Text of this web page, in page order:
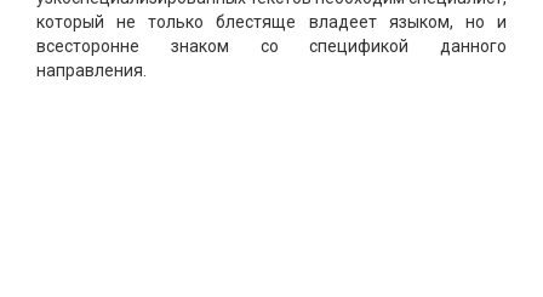
который не только блестяще владеет языком, но и
всесторонне знаком со спецификой данного
направления.